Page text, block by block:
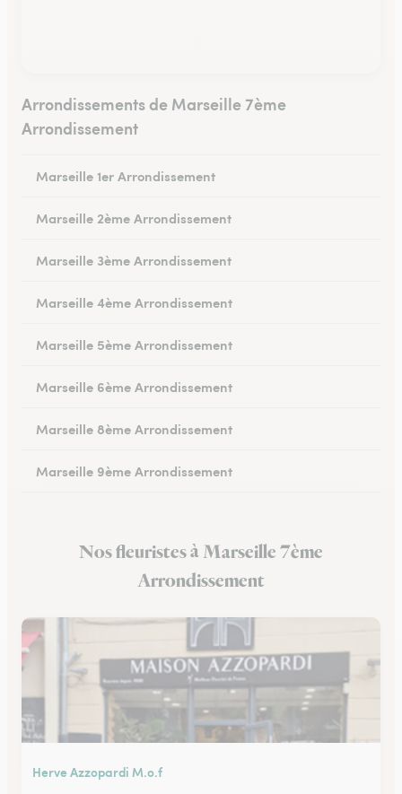
Arrondissements de Marseille 7ème
Arrondissement
Marseille 1er Arrondissement
Marseille 2ème Arrondissement
Marseille 3ème Arrondissement
Marseille 4ème Arrondissement
Marseille 5ème Arrondissement
Marseille 6ème Arrondissement
Marseille 8ème Arrondissement
Marseille 9ème Arrondissement
Marseille 11ème Arrondissement
Marseille 13ème Arrondissement
Marseille 14ème Arrondissement
Marseille 15ème Arrondissement
Marseille 16ème Arrondissement
Nos fleuristes à Marseille 7ème
Arrondissement
Herve Azzopardi M.o.f